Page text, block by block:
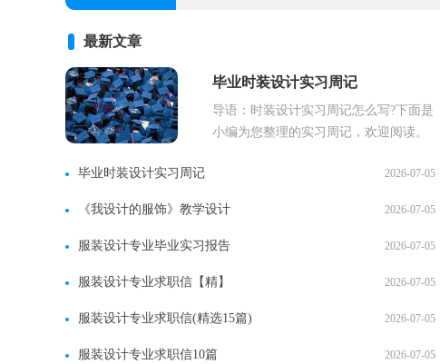
最新文章
毕业时装设计实习周记
导语：时装设计实习周记怎么写?下面是
小编为您整理的实习周记，欢迎阅读。
毕业时装设计实习周记
2026-07-05
《我设计的服饰》教学设计 2026-07-05
服装设计专业毕业实习报告 2026-07-05
服装设计专业求职信【精】 2026-07-05
服装设计专业求职信(精选15篇) 2026-07-05
服装设计专业求职信10篇 2026-07-05